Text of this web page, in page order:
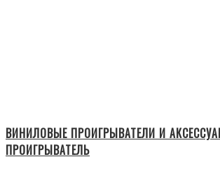
ВИНИЛОВЫЕ ПРОИГРЫВАТЕЛИ И
ПРОИГРЫВАТЕЛЬ